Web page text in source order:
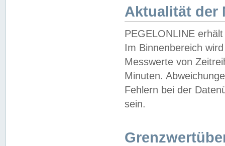
Aktualität der
PEGELONLINE
Im Binnenbereich
Messwerte von
Minuten.
Fehlern bei der
sein.